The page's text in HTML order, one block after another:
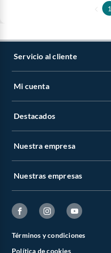
1
Servicio al cliente
Mi cuenta
Destacados
Nuestra empresa
Nuestras empresas
Términos y condiciones
Política de cookies